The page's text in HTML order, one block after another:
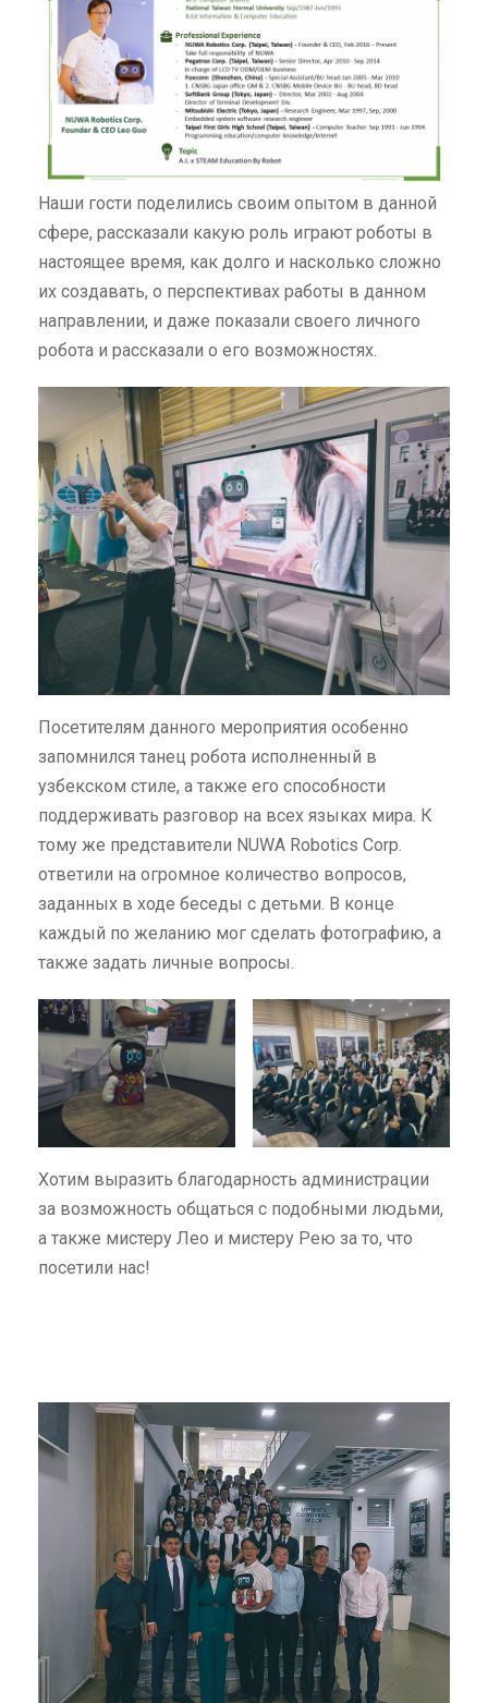
Наши гости поделились своим опытом в данной
сфере, рассказали какую роль играют роботы в
настоящее время, как долго и насколько сложно
их создавать, о перспективах работы в данном
направлении, и даже показали своего личного
робота и рассказали о его возможностях.
Посетителям данного мероприятия особенно
запомнился танец робота исполненный в
узбекском стиле, а также его способности
поддерживать разговор на всех языках мира. К
тому же представители NUWA Robotics Corp.
ответили на огромное количество вопросов,
заданных в ходе беседы с детьми. В конце
каждый по желанию мог сделать фотографию, а
также задать личные вопросы.
Хотим выразить благодарность администрации
за возможность общаться с подобными людьми,
а также мистеру Лео и мистеру Рею за то, что
посетили нас!